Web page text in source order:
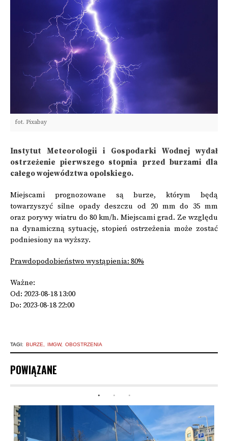
fot. Pixabay
Instytut Meteorologii i Gospodarki Wodnej wydał
ostrzeżenie pierwszego stopnia przed burzami dla
całego województwa opolskiego.
Miejscami prognozowane są burze, którym będą
towarzyszyć silne opady deszczu od 20 mm do 35 mm
oraz porywy wiatru do 80 km/h. Miejscami grad. Ze względu
na dynamiczną sytuację, stopień ostrzeżenia może zostać
podniesiony na wyższy.
Prawdopodobieństwo wystąpienia: 80%
Ważne:
Od: 2023-08-18 13:00
Do: 2023-08-18 22:00
TAGI: BURZE IMGW OBOSTRZENIA
POWIĄZANE